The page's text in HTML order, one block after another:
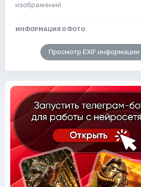
изображений
ИНФОРМАЦИЯ О ФОТО
Просмотр EXIF